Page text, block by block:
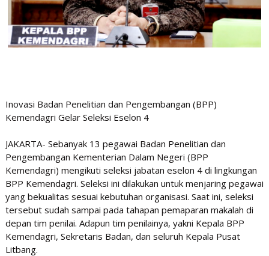
Inovasi Badan Penelitian dan Pengembangan (BPP)
Kemendagri Gelar Seleksi Eselon 4
JAKARTA- Sebanyak 13 pegawai Badan Penelitian dan
Pengembangan Kementerian Dalam Negeri (BPP
Kemendagri) mengikuti seleksi jabatan eselon 4 di lingkungan
BPP Kemendagri. Seleksi ini dilakukan untuk menjaring pegawai
yang bekualitas sesuai kebutuhan organisasi. Saat ini, seleksi
tersebut sudah sampai pada tahapan pemaparan makalah di
depan tim penilai. Adapun tim penilainya, yakni Kepala BPP
Kemendagri, Sekretaris Badan, dan seluruh Kepala Pusat
Litbang.